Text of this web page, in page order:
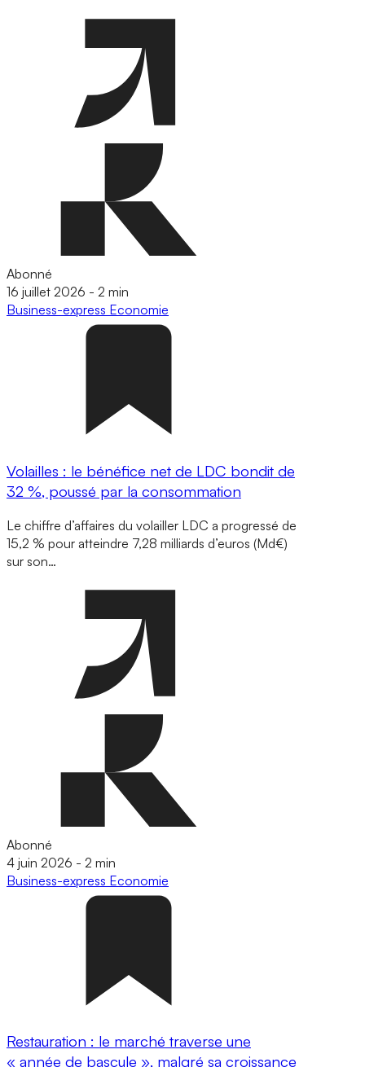
Abonné
16 juillet 2026 - 2 min
Business-express Economie
Volailles : le bénéfice net de LDC bondit de
32 %, poussé par la consommation
Le chiffre d’affaires du volailler LDC a progressé de
15,2 % pour atteindre 7,28 milliards d’euros (Md€)
sur son…
Abonné
4 juin 2026 - 2 min
Business-express Economie
Restauration : le marché traverse une
« année de bascule », malgré sa croissance